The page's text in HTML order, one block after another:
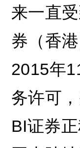
来一直
券（香
2015年
务许可
BI证券